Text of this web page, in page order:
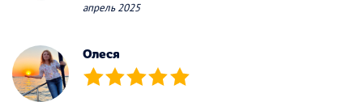
апрель 2025
Олеся
(*) (*) (*) (*) (*)